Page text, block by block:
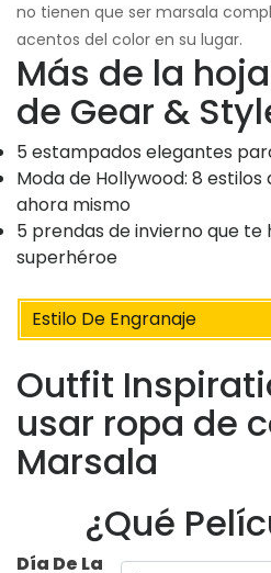
no tienen que ser marsala
acentos del color en su lugar.
Más de la
de Gear &
5 estampados elegantes
Moda de Hollywood: 8
ahora mismo
5 prendas de invierno que
superhéroe
Estilo De Engranaje
Outfit
usar ropa de
Marsala
¿Qué
Día De La